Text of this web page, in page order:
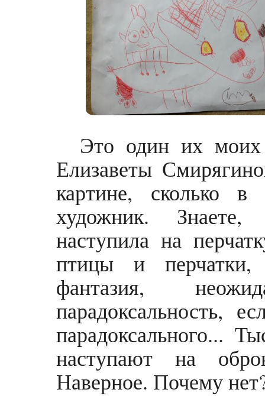
Это один их
Елизаветы
картине, сколько
художник.
наступила на
птицы и
фантазия,
парадоксальность,
парадоксального...
наступают на
Наверное. Почему